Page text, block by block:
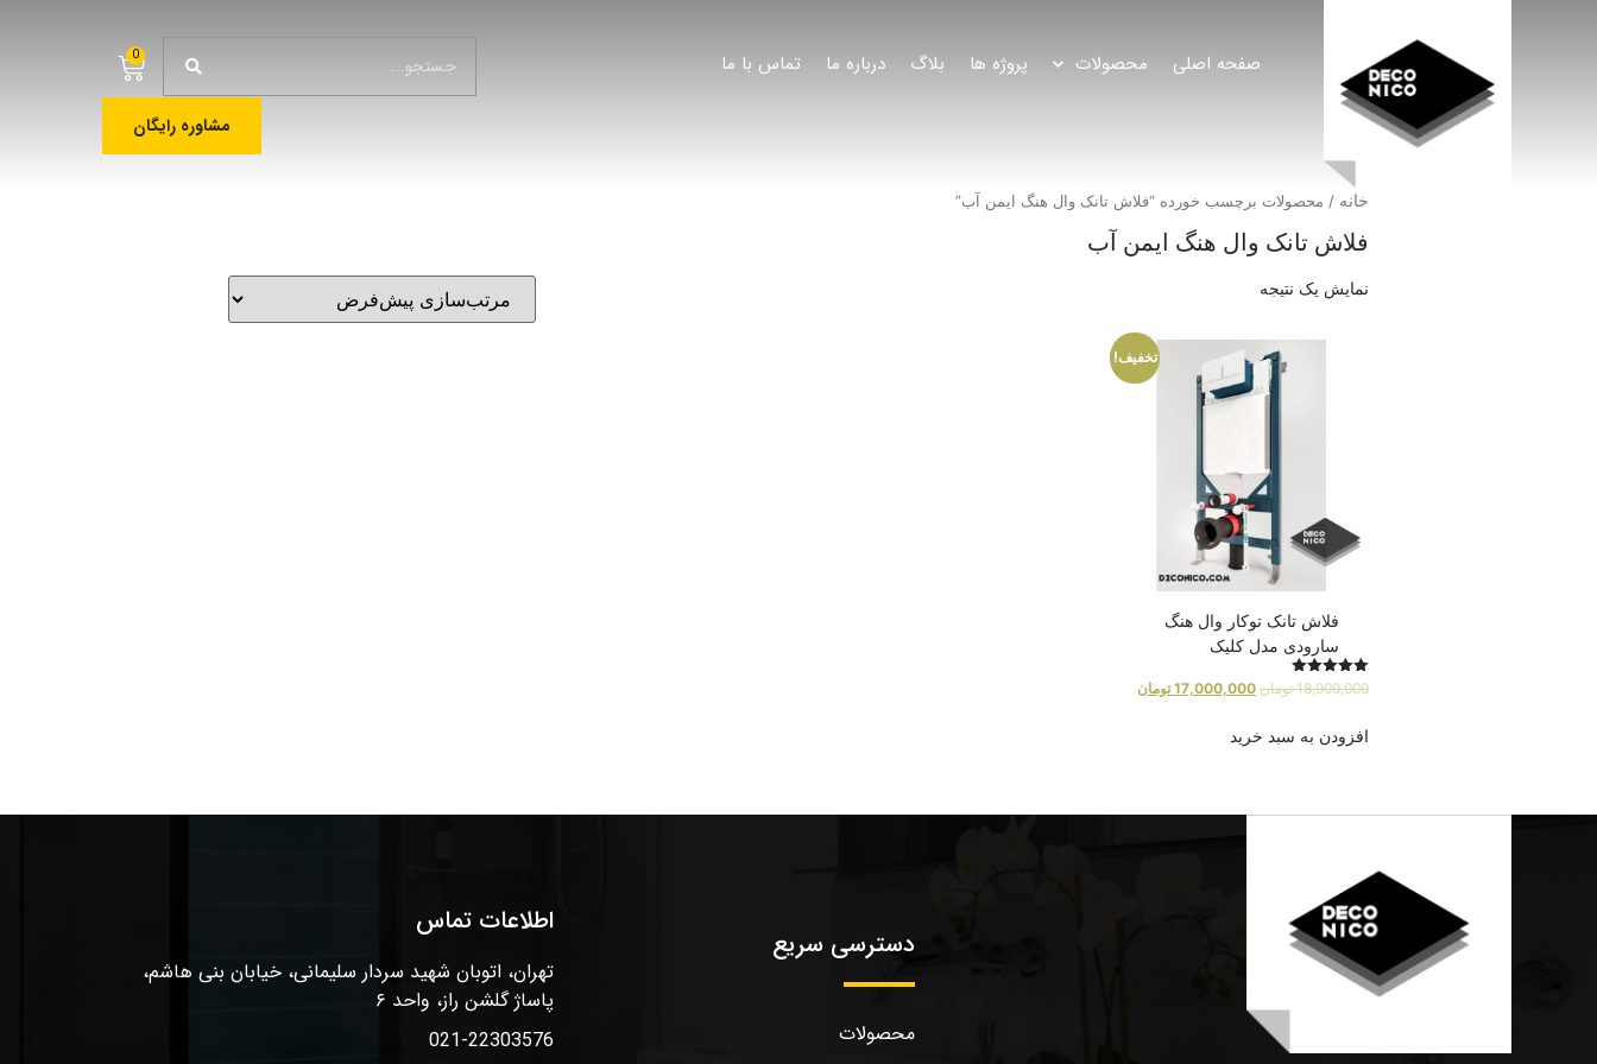
صفحه اصلی محصولات پروژه ها بلاگ درباره ما تماس با ما 0
مشاوره رایگان
خانه / محصولات برچسب خورده “فلاش تانک وال هنگ ایمن آب”
فلاش تانک وال هنگ ایمن آب
نمایش یک نتیجه
تخفیف!
فلاش تانک توکار وال هنگ
سارودی مدل کلیک
امتیاز
18,900,000 تومان 17,000,000 تومان
افزودن به سبد خرید
دسترسی سریع
محصولات
اطلاعات تماس
تهران، اتوبان شهید سردار سلیمانی، خیابان بنی هاشم،
پاساژ گلشن راز، واحد ۶
021-22303576